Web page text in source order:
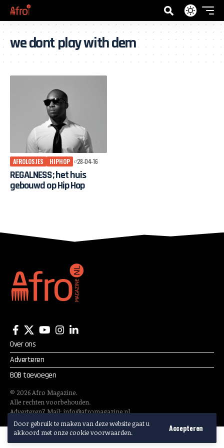
Door gebruik te maken van deze website gaat u
akkoord met onze cookie voorwaarden.
Accepteren
we dont play with dem
AFROLOSJES HIPHOP 28-04-16
REGALNESS; het huis
gebouwd op Hip Hop
Over ons
Adverteren
BOB toevoegen
© 2026Afro Magazine.
Alle rechten voorbehouden.
Adverteren? Mail:info@afromagazine.nl